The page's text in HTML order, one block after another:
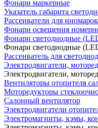
Фонари маркерные
Указатель габарита
Рассеиватели для иномарок
Фонари освещения
Фонари светодиодные
Фонари светодиодные
Рассеиватель для
Электродвигатели,
Электродвигатели,
Вентиляторы отопителя
Моторедукторы
Салонный вентилятор
Электродвигатели
Электромагниты, кэмы,